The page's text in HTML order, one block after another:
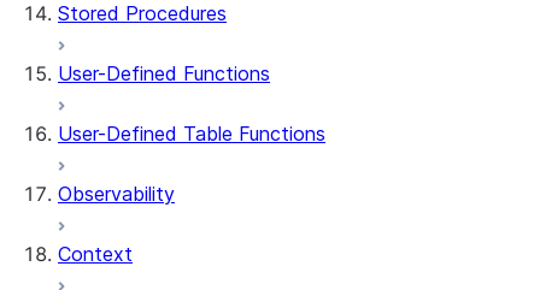
Stored Procedures
User-Defined Functions
User-Defined Table Functions
Observability
Context